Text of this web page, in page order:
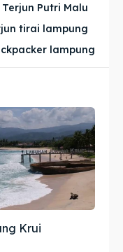
Putri Malu
tirai lampung
lampung
Krui